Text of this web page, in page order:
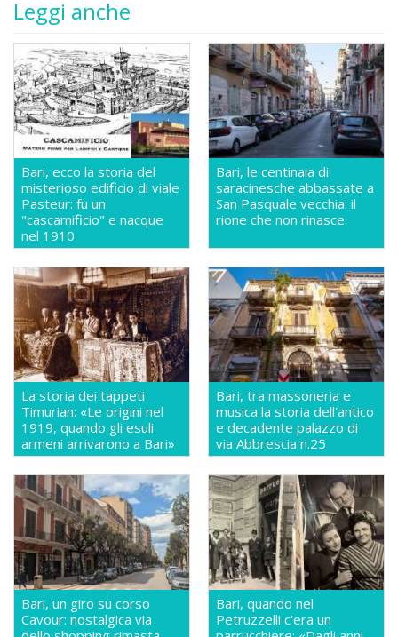
Leggi anche
Bari, ecco la storia del
misterioso edificio di viale
Pasteur: fu un
"cascamificio" e nacque
nel 1910
Bari, le centinaia di
saracinesche abbassate a
San Pasquale vecchia: il
rione che non rinasce
La storia dei tappeti
Timurian: «Le origini nel
1919, quando gli esuli
armeni arrivarono a Bari»
Bari, tra massoneria e
musica la storia dell'antico
e decadente palazzo di
via Abbrescia n.25
Bari, un giro su corso
Cavour: nostalgica via
Bari, quando nel
Petruzzelli c'era un